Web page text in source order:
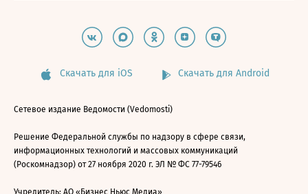
Скачать для iOS Скачать для Android
Сетевое издание Ведомости (Vedomosti)
Решение Федеральной службы по надзору в сфере связи,
информационных технологий и массовых коммуникаций
(Роскомнадзор) от 27 ноября 2020 г. ЭЛ № ФС 77-79546
Учредитель: АО «Бизнес Ньюс Медиа»